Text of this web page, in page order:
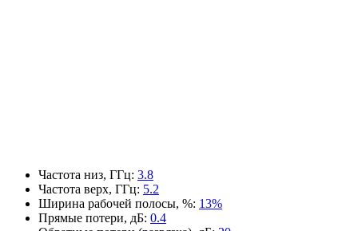
Частота низ, ГГц: 3.8
Частота верх, ГГц: 5.2
Ширина рабочей полосы, %: 13%
Прямые потери, дБ: 0.4